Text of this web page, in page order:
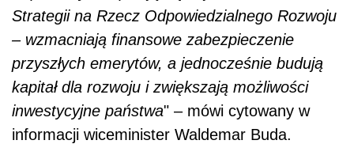
Strategii na Rzecz Odpowiedzialnego Rozwoju
– wzmacniają finansowe zabezpieczenie
przyszłych emerytów, a jednocześnie budują
kapitał dla rozwoju i zwiększają możliwości
inwestycyjne państwa" – mówi cytowany w
informacji wiceminister Waldemar Buda.